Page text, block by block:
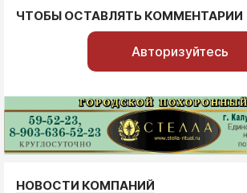
ЧТОБЫ ОСТАВЛЯТЬ КОММЕНТАРИИ
Авторизуйтесь
НОВОСТИ КОМПАНИЙ